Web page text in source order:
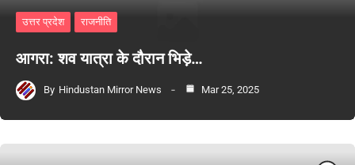
उत्तर प्रदेश राजनीति
आगरा: शव यात्रा के दौरान भिड़े…
By Hindustan Mirror News Mar 25, 2025